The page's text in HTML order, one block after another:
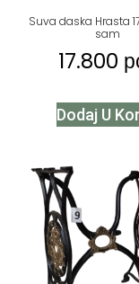
Suva daska Hrasta
sam
17.800
Dodaj U